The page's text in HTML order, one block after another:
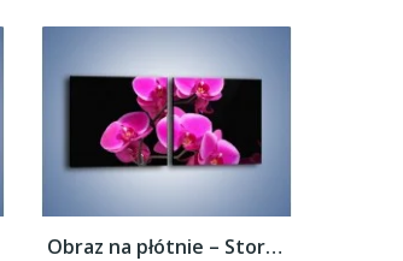
Obraz na płótnie – Storczyk nocą –...